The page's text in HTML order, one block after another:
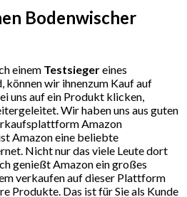
Bodenwischer
einem Testsiegereines
wir ihnenzum Kauf auf
uns auf ein Produkt klicken,
Wir haben uns aus guten
Amazon
Amazon eine beliebte
Nicht nur das viele Leute dort
genießt Amazon ein großes
verkaufen auf dieser Plattform
Produkte. Das ist für Sie als Kunde